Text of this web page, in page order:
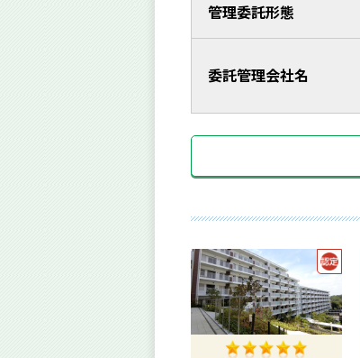
管理委託形態
委託管理会社名